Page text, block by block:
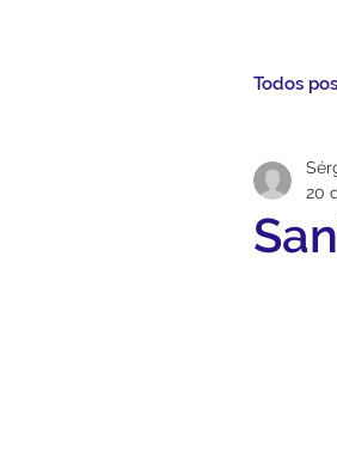
Todos
20